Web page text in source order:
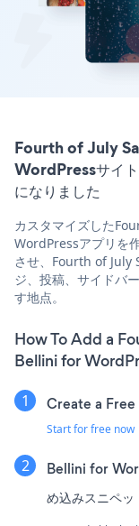
Fourth of July
WordPressサイト
になりました
カスタマイズした
WordPressアプリを
させ、Fourth of
ジ、投稿、サイドバ
す地点。
How To Add a
Bellini for
Create a
Start for free now
Bellini for
め込みスニペ